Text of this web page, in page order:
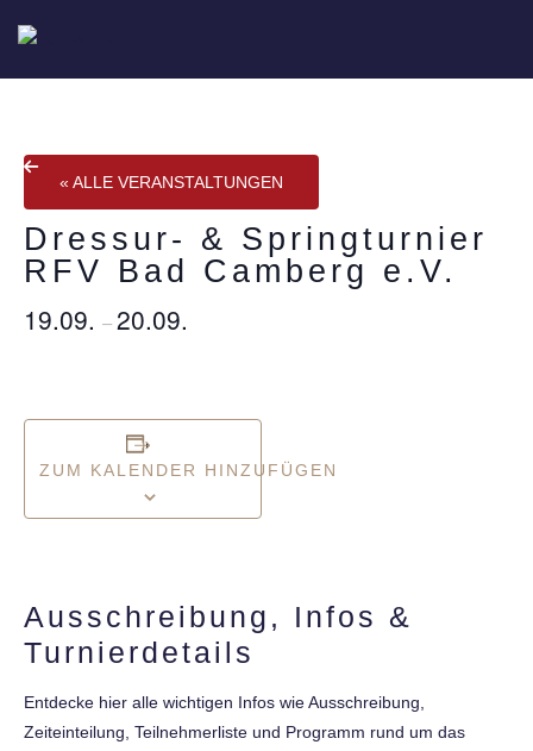
« ALLE VERANSTALTUNGEN
Dressur- & Springturnier
RFV Bad Camberg e.V.
19.09. –20.09.
ZUM KALENDER HINZUFÜGEN
Ausschreibung, Infos &
Turnierdetails
Entdecke hier alle wichtigen Infos wie Ausschreibung,
Zeiteinteilung, Teilnehmerliste und Programm rund um das